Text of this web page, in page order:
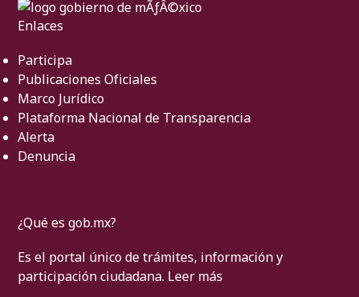
Enlaces
Participa
Publicaciones Oficiales
Marco Jurídico
Plataforma Nacional de Transparencia
Alerta
Denuncia
¿Qué es gob.mx?
Es el portal único de trámites, información y
participación ciudadana. Leer más